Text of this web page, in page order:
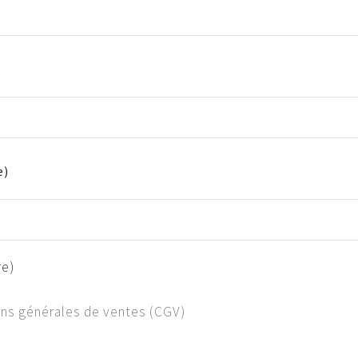
participants auront un pass vaccinal le jour J. Une
générales de ventes (CGV)